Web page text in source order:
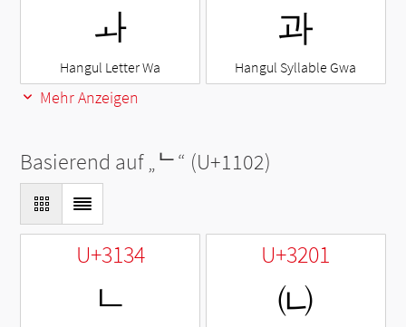
ㅘ
Hangul Letter Wa
과
Hangul Syllable Gwa
Mehr Anzeigen
Basierend auf „ᄂ“ (U+1102)
U+3134
ㄴ
U+3201
㈁